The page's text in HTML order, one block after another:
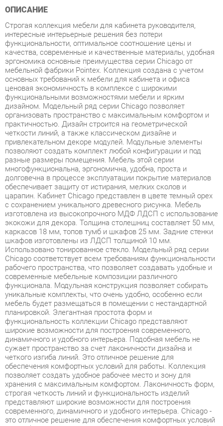
интересные интерьерные решения без потери
функциональности, оптимальное соотношение цены и
качества, современные и качественные материалы, удобная
эргономика основные преимущества серии Chicago от
мебельной фабрики Pointex. Коллекция создана с учетом
основных требований к мебели для кабинета и офиса
ценовая экономичность в комплексе с широкими
функциональными возможностями мебели и ярким
дизайном. Модельный ряд серии Chicago позволяет
организовать пространство с максимальным комфортом и
практичностью. Дизайн строится на геометрической
четкости линий, а также классическом дизайне и
привлекательном декоре модулей. Модульные элементы
позволяют создать комплект любой конфигурации и под
разные размеры помещения. Мебель этой серии
многофункциональна, эргономична, удобна, проста и
долговечна в процессе эксплуатации покрытие материалов
обеспечивает защиту от истирания, мелких сколов и
царапин. Кабинет Chicago представлен в цвете темный орех
с сохранением уникального древесного рисунка. Мебель
изготовлена из высокопрочного МДФ ЛДСП с использование
экокожи для декора. Толщина столешниц составляет 50 мм,
каркасов 18 мм, топов тумб и шкафов 25 мм. Задние стенки
шкафов изготовлены из ЛДСП толщиной 10 мм.
Использовано тонированное стекло. Модельный ряд серии
Chicago соответствует всем требованиям функциональности
рабочего пространства, что позволяет создавать удобные и
современные мебельные композиции различного
функционала. Модульная конструкция позволяет собирать
уникальные комплекты, что очень удобно, особенно если
мебель будет размещаться в помещении с нестандартной
планировкой. Элегантная простота форм и
функциональность коллекции Chicago представляют
широкие возможности для построения современного,
динамичного и удобного интерьера. Подобная мебель не
сужает пространство за счет лаконичности дизайна и
четкого изгиба линий. Это отличное решение для
обеспечения комфортных условий для работы. Коллекция
позволяет создать удобное рабочее место и зону для
хранения с максимальным комфортом. Лаконичность форм,
строгая четкость линий и функциональность изделий
представляют широкие возможности для построения
современного, динамичного и удобного интерьера. Chicago -
это отличное решение для обеспечения комфортных условий
для работы, позволяющее оптимизировать пространство без
ущерба для функциональности и удобства. Широкая база
элементов позволит создать полноценный гарнитур,
отвечающий всем требованиям, как по габаритам, так и
функционалу. Фурнитура обеспечивает возможность